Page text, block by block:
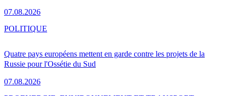
07.08.2026
Quatre pays européens mettent en garde contre les projets de la
Russie pour l'Ossétie du Sud
07.08.2026
POLITIQUE